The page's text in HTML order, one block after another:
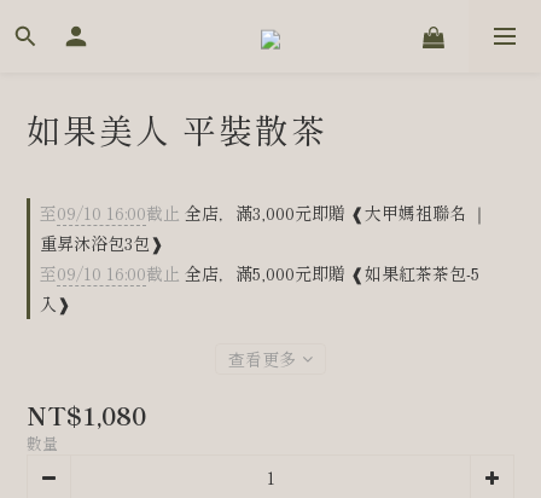
如果美人 平裝散茶
至09/10 16:00截止 全店，滿3,000元即贈 ❰大甲媽祖聯名 ｜
重昇沐浴包3包❱
至09/10 16:00截止 全店，滿5,000元即贈 ❰如果紅茶茶包-5
入❱
查看更多
NT$1,080
數量